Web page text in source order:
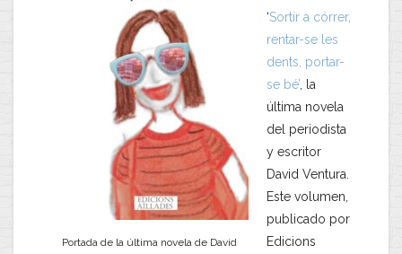
Portada de la última novela de David
‘Sortir a córrer,
rentar-se les
dents, portar-
se bé’, la
última novela
del periodista
y escritor
David Ventura.
Este volumen,
publicado por
Edicions